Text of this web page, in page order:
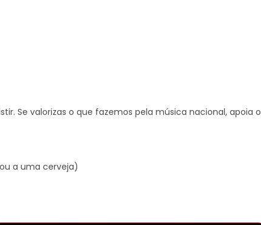
Se valorizas o que fazemos pela música nacional, apoia o
a uma cerveja)